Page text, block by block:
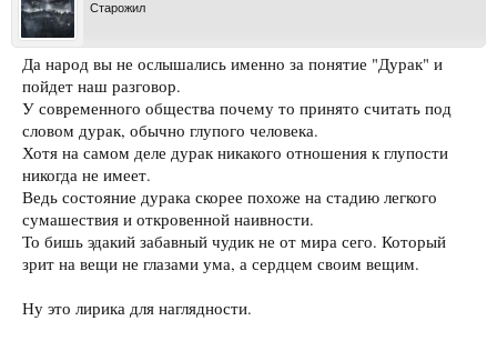
Старожил
Да народ вы не ослышались именно за понятие "Дурак" и
пойдет наш разговор.
У современного общества почему то принято считать под
словом дурак, обычно глупого человека.
Хотя на самом деле дурак никакого отношения к глупости
никогда не имеет.
Ведь состояние дурака скорее похоже на стадию легкого
сумашествия и откровенной наивности.
То бишь эдакий забавный чудик не от мира сего. Который
зрит на вещи не глазами ума, а сердцем своим вещим.
Ну это лирика для наглядности.